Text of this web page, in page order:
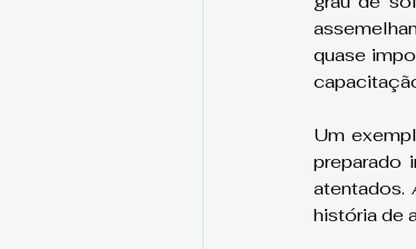
quase
Um
preparado
atentados.
história de